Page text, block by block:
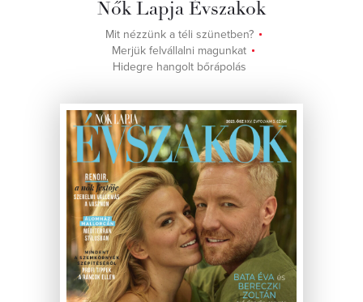
Nők Lapja Évszakok
Mit nézzünk a téli szünetben?
Merjük felvállalni magunkat
Hidegre hangolt bőrápolás